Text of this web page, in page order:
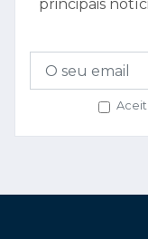
principais